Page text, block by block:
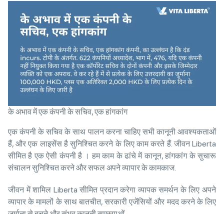
के अभाव में एक कंपनी के सचिव, एक हांगकांग
एक कंपनी के सचिव के साथ पालन करना चाहिए सभी कानूनी आवश्यकताओं
हैं, और एक लाइसेंस है सुनिश्चित करने के लिए काम करते हैं. जीवन Liberta
सीमित है एक ऐसी कंपनी है । हम काम के ढांचे में कानून, हांगकांग के सुचारू
संचालन सुनिश्चित करने और सफल अपने व्यापार के कामकाज.
जीवन में शामिल Liberta सीमित प्रदान करेगा व्यापक समर्थन के लिए अपने
व्यापार के मामलों के साथ बातचीत, सरकारी एजेंसियों और मदद करने के लिए